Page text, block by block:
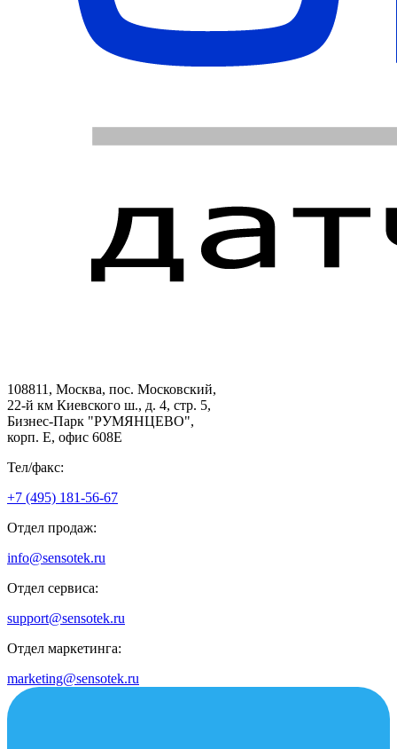
108811, Москва, пос. Московский,
22-й км Киевского ш., д. 4, стр. 5,
Бизнес-Парк "РУМЯНЦЕВО",
корп. Е, офис 608E
Тел/факс:
+7 (495) 181-56-67
Отдел продаж:
info@sensotek.ru
Отдел сервиса:
support@sensotek.ru
Отдел маркетинга:
marketing@sensotek.ru